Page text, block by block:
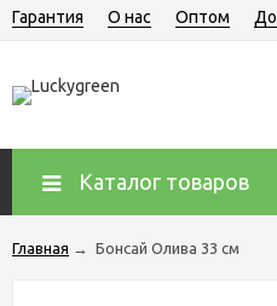
Гарантия О нас Оптом
Каталог товаров
Главная → Бонсай Олива 33 см